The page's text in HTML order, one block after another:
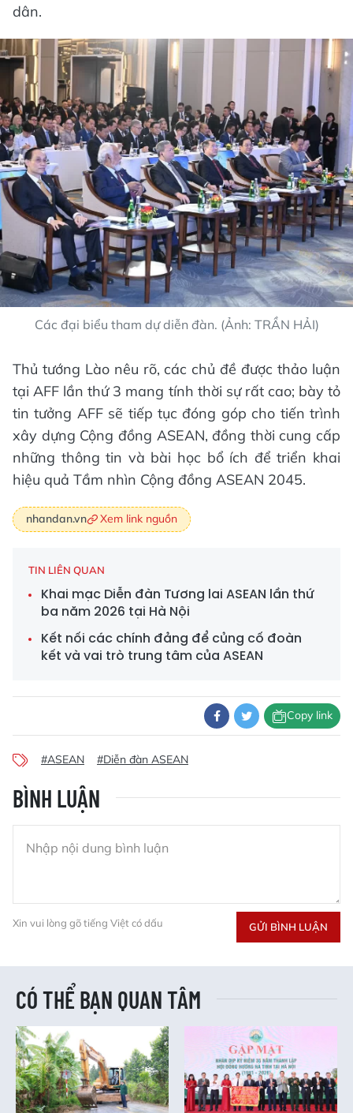
dân.
Các đại biểu tham dự diễn đàn. (Ảnh: TRẦN HẢI)
Thủ tướng Lào nêu rõ, các chủ đề được thảo luận
tại AFF lần thứ 3 mang tính thời sự rất cao; bày tỏ
tin tưởng AFF sẽ tiếp tục đóng góp cho tiến trình
xây dựng Cộng đồng ASEAN, đồng thời cung cấp
những thông tin và bài học bổ ích để triển khai
hiệu quả Tầm nhìn Cộng đồng ASEAN 2045.
nhandan.vn Xem link nguồn
TIN LIÊN QUAN
Khai mạc Diễn đàn Tương lai ASEAN lần thứ
ba năm 2026 tại Hà Nội
Kết nối các chính đảng để củng cố đoàn
kết và vai trò trung tâm của ASEAN
Copy link
#ASEAN #Diễn đàn ASEAN
BÌNH LUẬN
Xin vui lòng gõ tiếng Việt có dấu GỬI BÌNH LUẬN
CÓ THỂ BẠN QUAN TÂM